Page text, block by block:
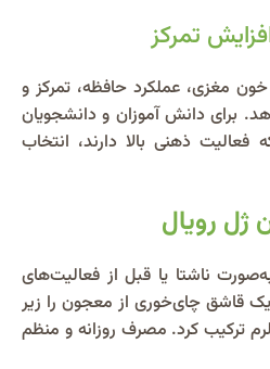
تمرکز
مغزی، عملکرد حافظه، تمرکز و
برای دانش‌ آموزان و دانشجویان
فعالیت ذهنی بالا دارند، انتخاب
رویال
ناشتا یا قبل از فعالیت‌های
قاشق چای‌خوری از معجون را زیر
ترکیب کرد. مصرف روزانه و منظم